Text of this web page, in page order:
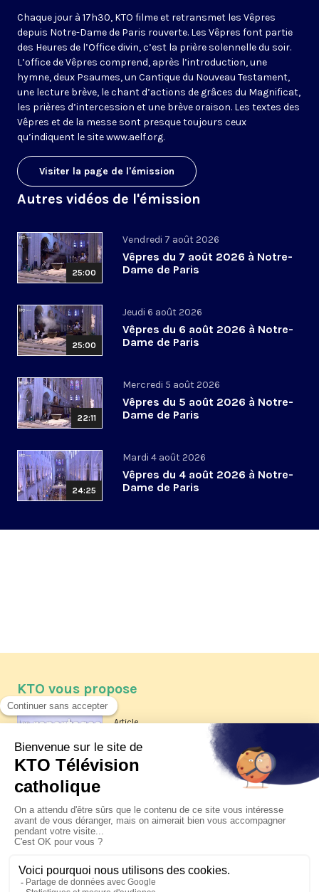
Chaque jour à 17h30, KTO filme et retransmet les Vêpres
depuis Notre-Dame de Paris rouverte. Les Vêpres font partie
des Heures de l’Office divin, c’est la prière solennelle du soir.
L’office de Vêpres comprend, après l’introduction, une
hymne, deux Psaumes, un Cantique du Nouveau Testament,
une lecture brève, le chant d’actions de grâces du Magnificat,
les prières d’intercession et une brève oraison. Les textes des
Vêpres et de la messe sont presque toujours ceux
qu’indiquent le sitewww.aelf.org.
Visiter la page de l'émission
Autres vidéos de l'émission
25:00
Vendredi 7 août 2026
Vêpres du 7 août 2026 à Notre-
Dame de Paris
25:00
Jeudi 6 août 2026
Vêpres du 6 août 2026 à Notre-
Dame de Paris
22:11
Mercredi 5 août 2026
Vêpres du 5 août 2026 à Notre-
Dame de Paris
24:25
Mardi 4 août 2026
Vêpres du 4 août 2026 à Notre-
Dame de Paris
KTO vous propose
Article
Les reportages d'été 2026 de KTO
La visite pastorale du pape Léon
XIV à Assise à suivre sur KTO le
jeudi 6 août
Le pape en Uruguay, Argentine et
Pérou du 6 au 17 novembre 2026